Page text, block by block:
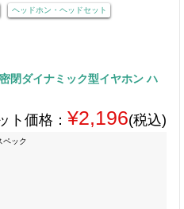
ヘッドホン・ヘッドセット
閉ダイナミック型イヤホン ハ
ト価格： ¥2,196(税込)
ペック